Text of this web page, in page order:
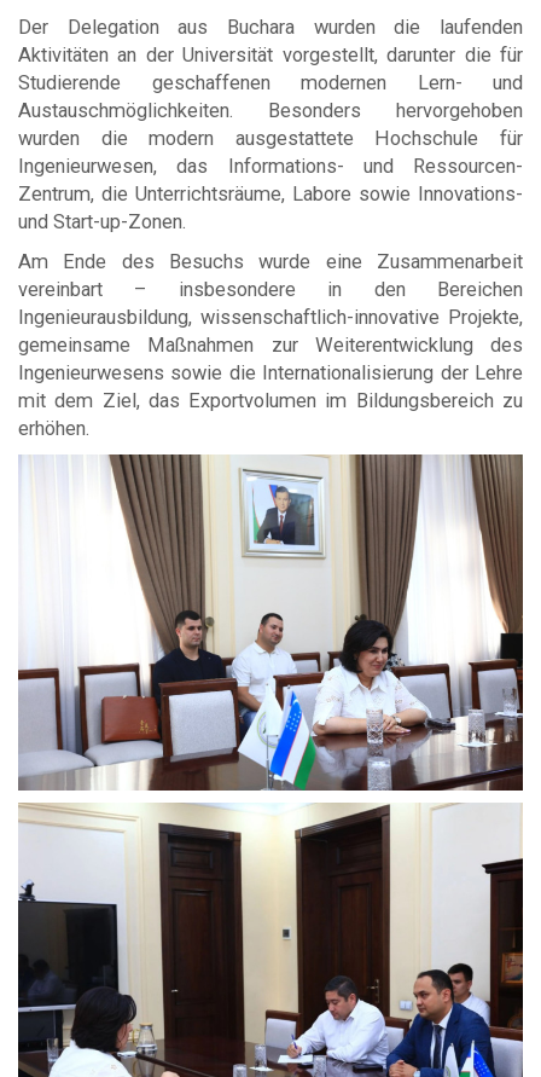
Der Delegation aus Buchara wurden die laufenden
Aktivitäten an der Universität vorgestellt, darunter die für
Studierende geschaffenen modernen Lern- und
Austauschmöglichkeiten. Besonders hervorgehoben
wurden die modern ausgestattete Hochschule für
Ingenieurwesen, das Informations- und Ressourcen-
Zentrum, die Unterrichtsräume, Labore sowie Innovations-
und Start-up-Zonen.
Am Ende des Besuchs wurde eine Zusammenarbeit
vereinbart – insbesondere in den Bereichen
Ingenieurausbildung, wissenschaftlich-innovative Projekte,
gemeinsame Maßnahmen zur Weiterentwicklung des
Ingenieurwesens sowie die Internationalisierung der Lehre
mit dem Ziel, das Exportvolumen im Bildungsbereich zu
erhöhen.